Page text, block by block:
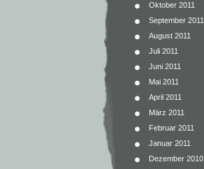
Oktober 2011
September 2011
August 2011
Juli 2011
Juni 2011
Mai 2011
April 2011
März 2011
Februar 2011
Januar 2011
Dezember 2010